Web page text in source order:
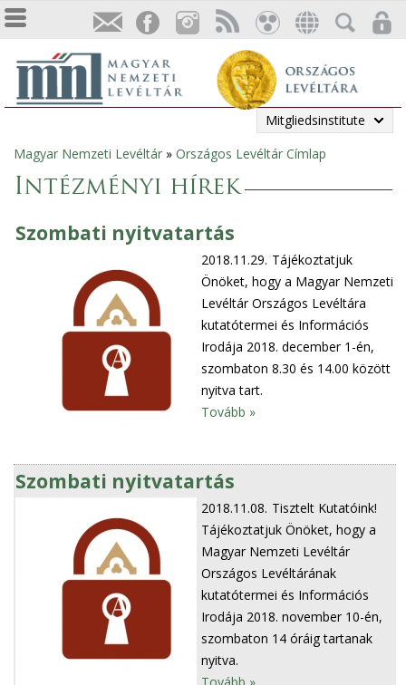
Mitgliedsinstitute
Sie
sind
hier
Magyar Nemzeti Levéltár » Országos Levéltár Címlap
Intézményi hírek
Szombati nyitvatartás
2018.11.29. Tájékoztatjuk
Önöket, hogy a Magyar Nemzeti
Levéltár Országos Levéltára
kutatótermei és Információs
Irodája 2018. december 1-én,
szombaton 8.30 és 14.00 között
nyitva tart.
Tovább »
Szombati nyitvatartás
2018.11.08. Tisztelt Kutatóink!
Tájékoztatjuk Önöket, hogy a
Magyar Nemzeti Levéltár
Országos Levéltárának
kutatótermei és Információs
Irodája 2018. november 10-én,
szombaton 14 óráig tartanak
nyitva.